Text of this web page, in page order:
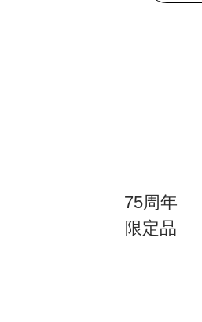
75周年
限定品